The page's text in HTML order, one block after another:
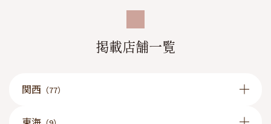
掲載店舗一覧
関西 （77）